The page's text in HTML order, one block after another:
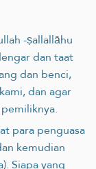
-ṣallallāhu
dan taat
dan benci,
dan agar
para penguasa
kemudian
Siapa yang